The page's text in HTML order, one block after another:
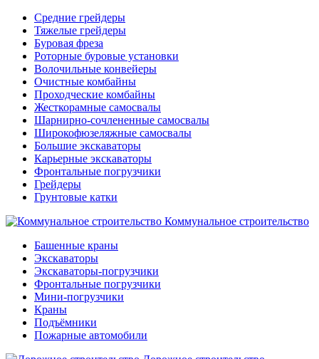
Средние грейдеры
Тяжелые грейдеры
Буровая фреза
Роторные буровые установки
Волочильные конвейеры
Очистные комбайны
Проходческие комбайны
Жесткорамные самосвалы
Шарнирно-сочлененные самосвалы
Широкофюзеляжные самосвалы
Большие экскаваторы
Карьерные экскаваторы
Фронтальные погрузчики
Грейдеры
Грунтовые катки
Коммунальное строительство
Башенные краны
Экскаваторы
Экскаваторы-погрузчики
Фронтальные погрузчики
Мини-погрузчики
Краны
Подъёмники
Пожарные автомобили